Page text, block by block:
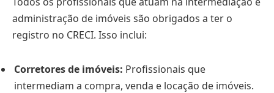
administração de imóveis são obrigados a ter o
registro no CRECI. Isso inclui:
Corretores de imóveis: Profissionais que
intermediam a compra, venda e locação de imóveis.